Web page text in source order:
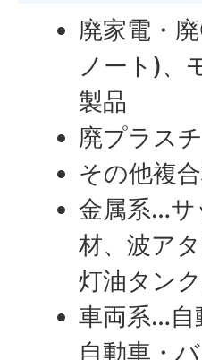
廃家電・
ノート)、
製品
廃プラス
その他複
金属系…サ
材、波ア
灯油タン
車両系…自
自動車・